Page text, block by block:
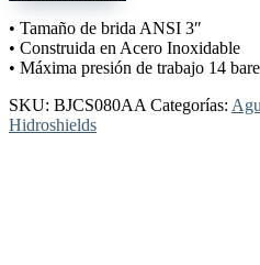
JCS
2.000
lpm
INOX
ANSI
• Tamaño de brida ANSI 3″
• Construida en Acero Inoxidable
• Máxima presión de trabajo 14
SKU: BJCS080AA Categorías:
Hidroshields